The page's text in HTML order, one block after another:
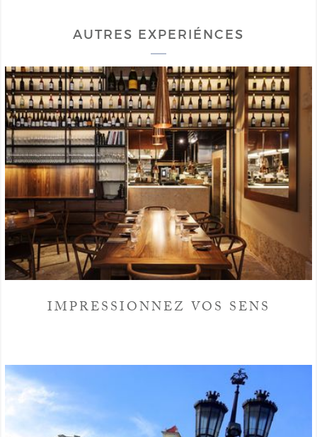
AUTRES EXPERIÉNCES
IMPRESSIONNEZ VOS SENS